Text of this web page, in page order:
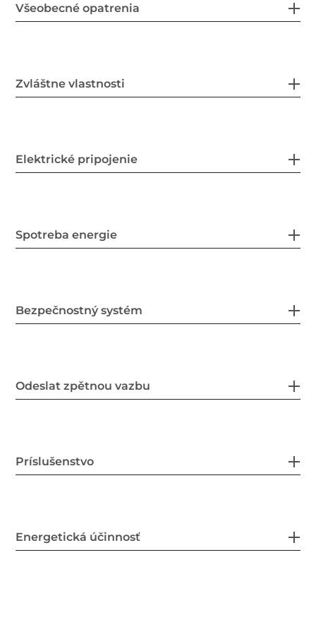
Všeobecné opatrenia
Zvláštne vlastnosti
Elektrické pripojenie
Spotreba energie
Bezpečnostný systém
Odeslat zpětnou vazbu
Príslušenstvo
Energetická účinnosť